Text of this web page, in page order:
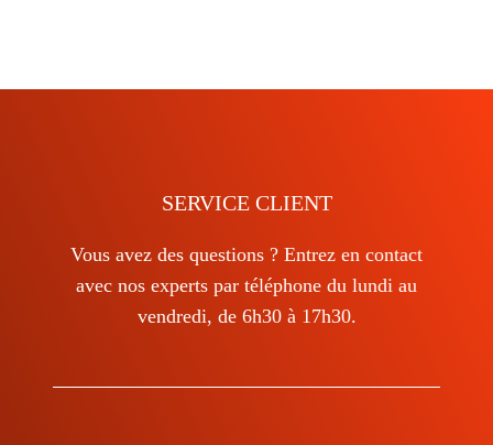
SERVICE CLIENT
Vous avez des questions ? Entrez en contact
avec nos experts par téléphone du lundi au
vendredi, de 6h30 à 17h30.